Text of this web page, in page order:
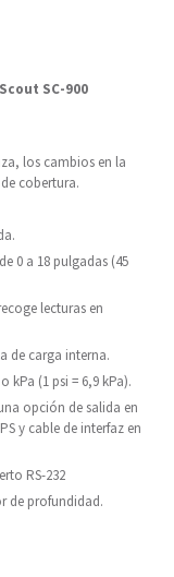
SC-900
los cambios en la
cobertura.
0 a 18 pulgadas (45
lecturas en
de carga interna.
kPa (1 psi = 6,9 kPa).
opción de salida en
y cable de interfaz en
RS-232
de profundidad.